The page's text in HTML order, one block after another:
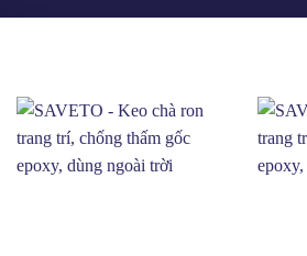
Acrylic (9)
Acrylic - PU